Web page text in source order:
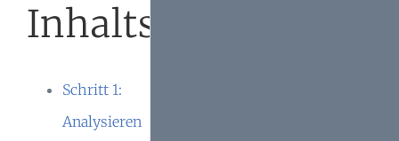
Inhaltsverzeichnis
Schritt 1:
Analysieren